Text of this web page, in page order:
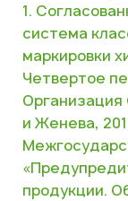
1.
система
маркировки
Четвертое
и Женева,
продукции.